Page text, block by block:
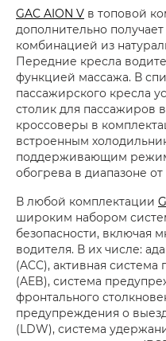
GAC AION V в топовой
дополнительно
комбинацией из
Передние кресла
функцией массажа. В
пассажирского кресла
столик для пассажиров
кроссоверы в
встроенным
поддерживающим
обогрева в диапазоне от
В любой комплектации
широким набором
безопасности, включая
водителя. В их числе:
(ACC), активная
(AEB), система
фронтального
предупреждения о
(LDW), система